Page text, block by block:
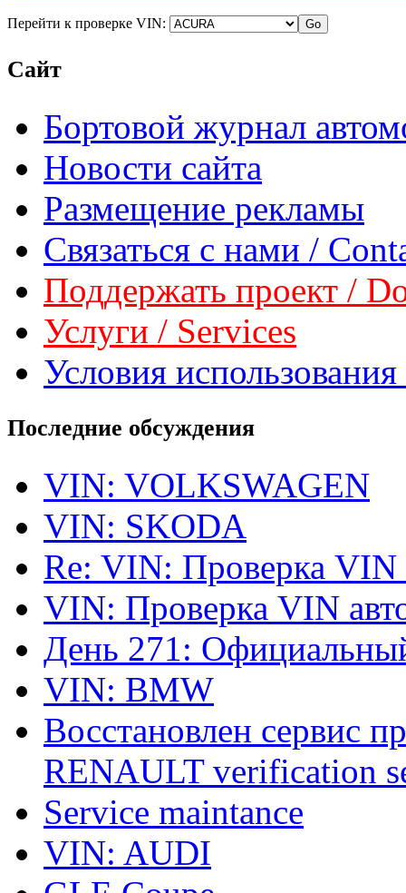
Перейти к проверке VIN:
Сайт
Бортовой журнал
Новости сайта
Размещение рекламы
Связаться с нами /
Поддержать проект /
Услуги / Services
Условия
Последние обсуждения
VIN: VOLKSWAGEN
VIN: SKODA
Re: VIN: Проверка VIN
VIN: Проверка VIN
День 271:
VIN: BMW
Восстановлен сервис
RENAULT verification
Service maintance
VIN: AUDI